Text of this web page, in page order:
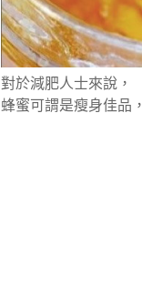
對於減肥人士來說，
蜂蜜可謂是瘦身佳品，